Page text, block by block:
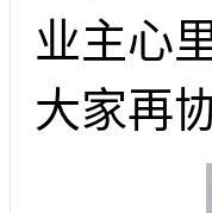
业主心
大家再